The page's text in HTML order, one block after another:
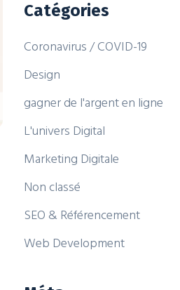
Catégories
Coronavirus / COVID-19
Design
gagner de l'argent en ligne
L'univers Digital
Marketing Digitale
Non classé
SEO & Référencement
Web Development